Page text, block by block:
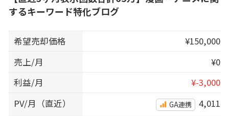
するキーワード特化ブログ
希望売却価格
¥150,000
売上/月
¥0
利益/月
¥-3,000
PV/月（直近）
GA連携 4,011